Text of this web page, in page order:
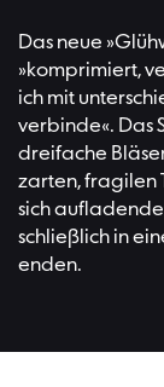
Das neue
»komprimiert,
ich mit
verbinde«. Das
dreifache
zarten, fragilen
sich
schließlich in
enden.